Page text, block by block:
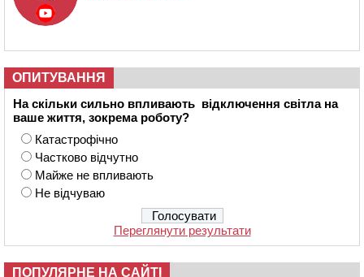
ОПИТУВАННЯ
На скільки сильно впливають відключення світла на
ваше життя, зокрема роботу?
Катастрофічно
Частково відчутно
Майже не впливають
Не відчуваю
Переглянути результати
ПОПУЛЯРНЕ НА САЙТІ